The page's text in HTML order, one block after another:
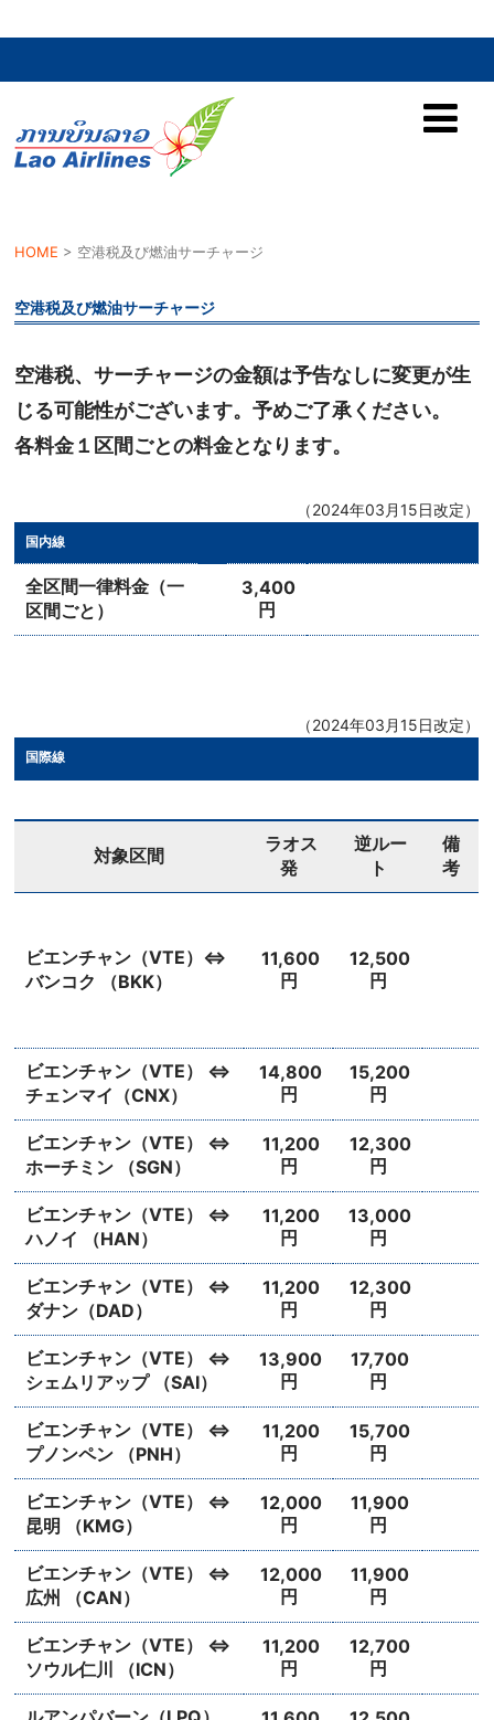
HOME > 空港税及び燃油サーチャージ
空港税及び燃油サーチャージ
空港税、サーチャージの金額は予告なしに変更が生
じる可能性がございます。予めご了承ください。
各料金１区間ごとの料金となります。
（2024年03月15日改定）
国内線
全区間一律料金（一
区間ごと）
3,400
円
（2024年03月15日改定）
国際線
対象区間
ラオス
発
逆ルー
ト
備
考
ビエンチャン（VTE）⇔
バンコク （BKK）
11,600
円
12,500
円
ビエンチャン（VTE） ⇔
チェンマイ（CNX）
14,800
円
15,200
円
ビエンチャン（VTE） ⇔
ホーチミン （SGN）
11,200
円
12,300
円
ビエンチャン（VTE） ⇔
ハノイ （HAN）
11,200
円
13,000
円
ビエンチャン（VTE） ⇔
ダナン（DAD）
11,200
円
12,300
円
ビエンチャン（VTE） ⇔
シェムリアップ （SAI）
13,900
円
17,700
円
ビエンチャン（VTE） ⇔
プノンペン （PNH）
11,200
円
15,700
円
ビエンチャン（VTE） ⇔
昆明 （KMG）
12,000
円
11,900
円
ビエンチャン（VTE） ⇔
広州 （CAN）
12,000
円
11,900
円
ビエンチャン（VTE） ⇔
ソウル仁川 （ICN）
11,200
円
12,700
円